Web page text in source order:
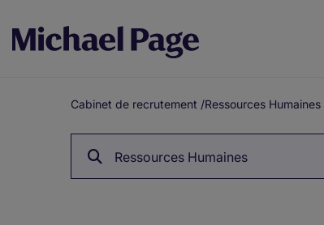
Fil
d'Ariane
Cabinet de recrutement /Ressources Humaines
Ressources Humaines